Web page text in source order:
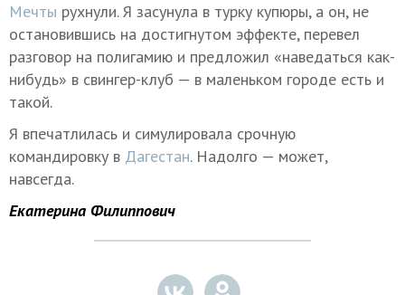
Мечты рухнули. Я засунула в турку купюры, а он, не
остановившись на достигнутом эффекте, перевел
разговор на полигамию и предложил «наведаться как-
нибудь» в свингер-клуб — в маленьком городе есть и
такой.
Я впечатлилась и симулировала срочную
командировку в Дагестан. Надолго — может,
навсегда.
Екатерина Филиппович